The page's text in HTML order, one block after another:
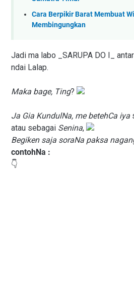
Cara Berpikir Barat Membuat
Membingungkan
Jadi ma labo _SARUPA DO I_
ndai Lalap.
Maka bage, Ting?
Ja Gia KundulNa, me betehCa iya
atau sebagai Senina,
Begiken saja soraNa paksa
contohNa :
👇